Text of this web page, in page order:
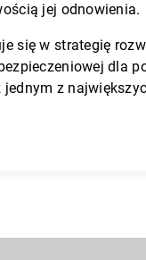
jej odnowienia.
się w strategię
dla
jednym z